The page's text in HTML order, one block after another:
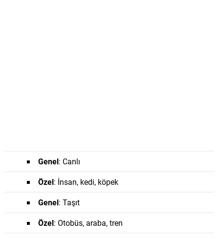
Genel: Canlı
Özel: İnsan, kedi, köpek
Genel: Taşıt
Özel: Otobüs, araba, tren